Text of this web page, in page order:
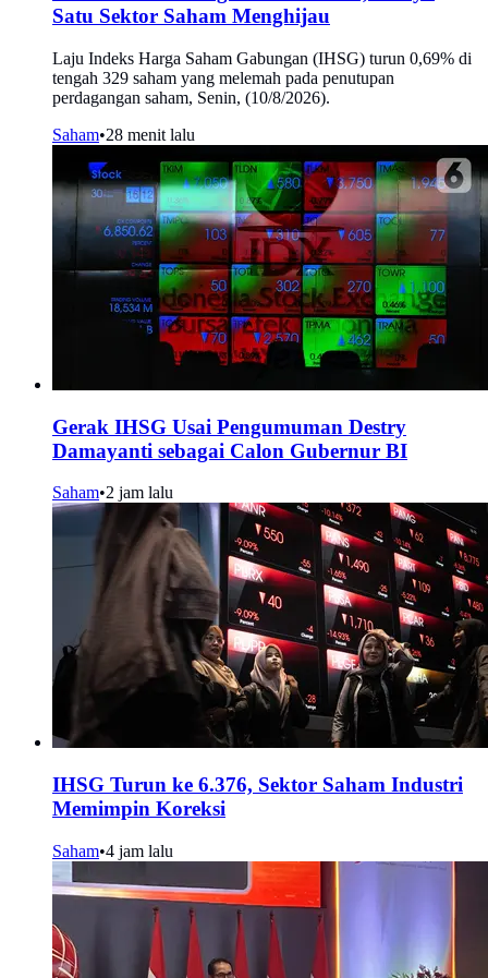
Satu Sektor Saham Menghijau
Laju Indeks Harga Saham Gabungan (IHSG) turun 0,69% di
tengah 329 saham yang melemah pada penutupan
perdagangan saham, Senin, (10/8/2026).
Saham•28 menit lalu
Gerak IHSG Usai Pengumuman Destry
Damayanti sebagai Calon Gubernur BI
Saham•2 jam lalu
IHSG Turun ke 6.376, Sektor Saham Industri
Memimpin Koreksi
Saham•4 jam lalu